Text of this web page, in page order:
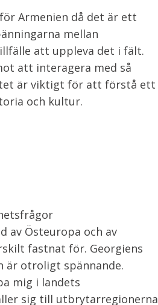
Armenien då det är ett
mellan
att uppleva det i fält.
att interagera med så
är viktigt för att förstå ett
och kultur.
av Östeuropa och av
fastnat för. Georgiens
är otroligt spännande.
mig i landets
sig till utbrytarregionerna